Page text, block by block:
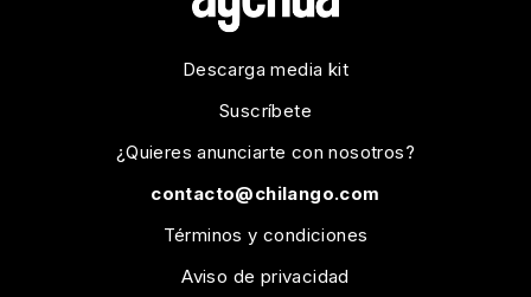
Descarga media kit
Suscríbete
¿Quieres anunciarte con nosotros?
contacto@chilango.com
Términos y condiciones
Aviso de privacidad